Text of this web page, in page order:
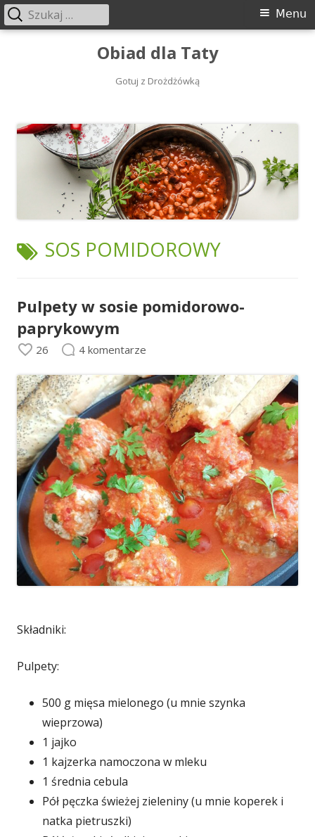
Obiad dla Taty
Gotuj z Drożdżówką
Menu
Menu
Szukaj:
TAGI:
SOS POMIDOROWY
Pulpety w sosie pomidorowo-
paprykowym
26 4 komentarze
Składniki:
Pulpety:
500 g mięsa mielonego (u mnie szynka
wieprzowa)
1 jajko
1 kajzerka namoczona w mleku
1 średnia cebula
Pół pęczka świeżej zieleniny (u mnie koperek i
natka pietruszki)